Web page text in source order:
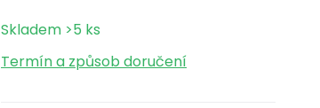
Skladem >5 ks
Termín a způsob doručení